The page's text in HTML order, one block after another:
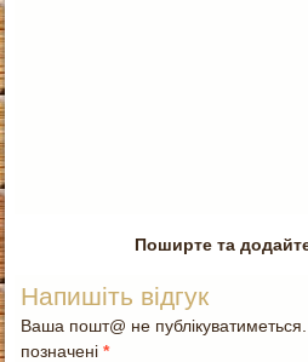
Поширте та
Напишіть відгук
Ваша пошт@ не публікуватиметься.
позначені*